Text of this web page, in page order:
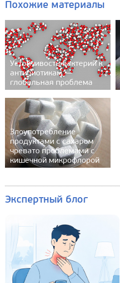
Похожие материалы
Устойчивость бактерий к
антибиотикам —
глобальная проблема
Злоупотребление
продуктами с сахаром
чревато проблемами с
кишечной микрофлорой
Экспертный блог